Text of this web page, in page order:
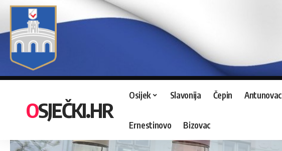
OSJEČKI.HR
Osijek Slavonija Čepin Antunovac
Ernestinovo Bizovac